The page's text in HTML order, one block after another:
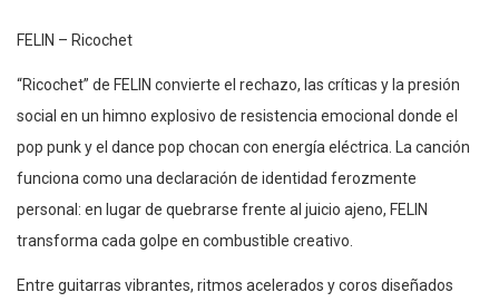
FELIN – Ricochet
“Ricochet” de FELIN convierte el rechazo, las críticas y la presión
social en un himno explosivo de resistencia emocional donde el
pop punk y el dance pop chocan con energía eléctrica. La canción
funciona como una declaración de identidad ferozmente
personal: en lugar de quebrarse frente al juicio ajeno, FELIN
transforma cada golpe en combustible creativo.
Entre guitarras vibrantes, ritmos acelerados y coros diseñados